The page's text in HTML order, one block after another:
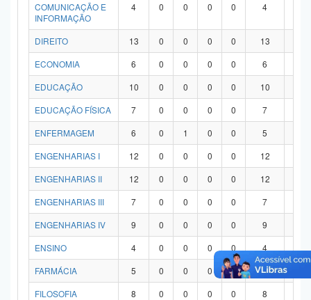
COMUNICAÇÃO E
INFORMAÇÃO
4 0 0 0 0 4
DIREITO 13 0 0 0 0 13
ECONOMIA
6 0 0 0 0 6
EDUCAÇÃO
10 0 0 0 0 10
EDUCAÇÃO FÍSICA
7 0 0 0 0 7
ENFERMAGEM
6 0 1 0 0 5
ENGENHARIAS I
12 0 0 0 0 12
ENGENHARIAS II
12 0 0 0 0 12
ENGENHARIAS III
7 0 0 0 0 7
ENGENHARIAS IV
9 0 0 0 0 9
ENSINO
4 0 0 0 0 4
FARMÁCIA
5 0 0 0 0 5
FILOSOFIA
8 0 0 0 0 8